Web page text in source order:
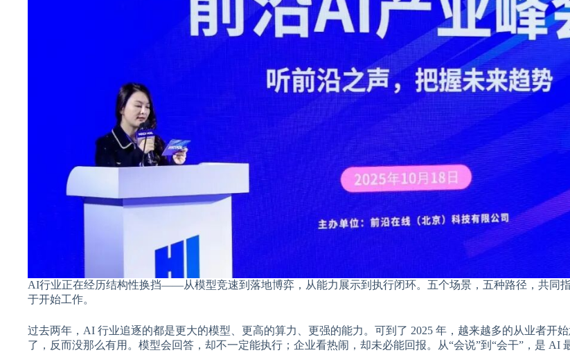
AI行业正在经历结构性换挡——从模型竞速到落地博弈，从能力展示到执行闭环。五个场景，五种路径，共同
于开始工作。
过去两年，AI 行业追逐的都是更大的模型、更高的算力、更强的能力。可到了 2025 年，越来越多的从业者
了，反而没那么有用。模型会回答，却不一定能执行；企业看热闹，却未必能回报。从“会说”到“会干”，是 AI